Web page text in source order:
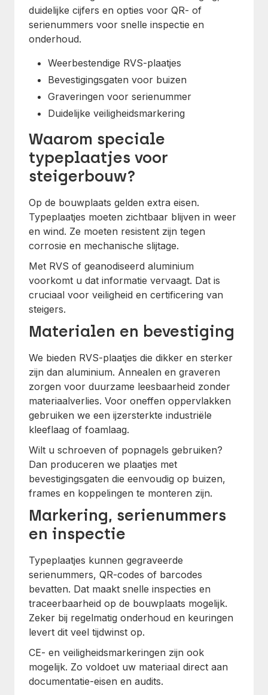
duidelijke cijfers en opties voor QR- of
serienummers voor snelle inspectie en
onderhoud.
Weerbestendige RVS-plaatjes
Bevestigingsgaten voor buizen
Graveringen voor serienummer
Duidelijke veiligheidsmarkering
Waarom speciale
typeplaatjes voor
steigerbouw?
Op de bouwplaats gelden extra eisen.
Typeplaatjes moeten zichtbaar blijven in weer
en wind. Ze moeten resistent zijn tegen
corrosie en mechanische slijtage.
Met RVS of geanodiseerd aluminium
voorkomt u dat informatie vervaagt. Dat is
cruciaal voor veiligheid en certificering van
steigers.
Materialen en bevestiging
We bieden RVS-plaatjes die dikker en sterker
zijn dan aluminium. Annealen en graveren
zorgen voor duurzame leesbaarheid zonder
materiaalverlies. Voor oneffen oppervlakken
gebruiken we een ijzersterkte industriële
kleeflaag of foamlaag.
Wilt u schroeven of popnagels gebruiken?
Dan produceren we plaatjes met
bevestigingsgaten die eenvoudig op buizen,
frames en koppelingen te monteren zijn.
Markering, serienummers
en inspectie
Typeplaatjes kunnen gegraveerde
serienummers, QR-codes of barcodes
bevatten. Dat maakt snelle inspecties en
traceerbaarheid op de bouwplaats mogelijk.
Zeker bij regelmatig onderhoud en keuringen
levert dit veel tijdwinst op.
CE- en veiligheidsmarkeringen zijn ook
mogelijk. Zo voldoet uw materiaal direct aan
documentatie-eisen en audits.